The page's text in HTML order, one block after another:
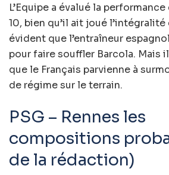
L’Equipe a évalué la performance
10, bien qu’il ait joué
évident que l’entraîneur
pour faire souffler Barcola. Mais il
que le Français parvienne à
de régime sur le terrain.
PSG – Rennes les
compositions
de la rédaction)